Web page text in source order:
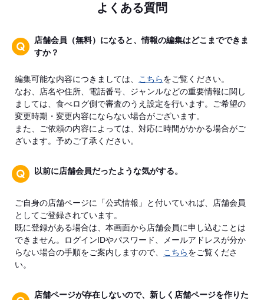
よくある質問
店舗会員（無料）になると、情報の編集はどこまでできま
すか？
編集可能な内容につきましては、 こちらをご覧ください。
なお、店名や住所、電話番号、ジャンルなどの重要情報に関し
ましては、食べログ側で審査のうえ設定を行います。ご希望の
変更時期・変更内容にならない場合がございます。
また、ご依頼の内容によっては、対応に時間がかかる場合がご
ざいます。予めご了承ください。
以前に店舗会員だったような気がする。
ご自身の店舗ページに「公式情報」と付いていれば、店舗会員
としてご登録されています。
既に登録がある場合は、本画面から店舗会員に申し込むことは
できません。ログインIDやパスワード、メールアドレスが分か
らない場合の手順をご案内しますので、
こちらをご覧くださ
い。
店舗ページが存在しないので、新しく店舗ページを作りた